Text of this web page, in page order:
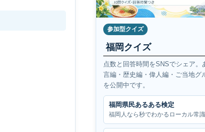
参加型クイズ
福岡クイズ
点数と回答時間をSNSでシェア。
言編・歴史編・偉人編・ご当地グ
を公開中です。
福岡県民あるある検定
福岡人なら秒でわかるローカル常